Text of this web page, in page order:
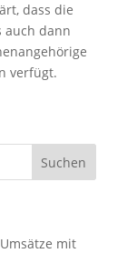
dass die
auch dann
verfügt.
mit